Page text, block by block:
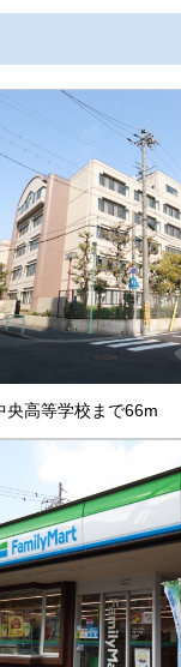
央高等学校まで66m